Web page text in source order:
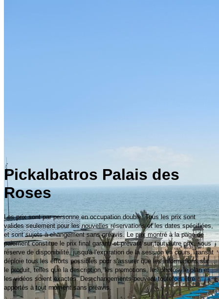
Pickalbatros Palais des
Roses
Les prix sont par personne en occupation double. Tous les prix sont
valides seulement pour les nouvelles réservations et les dates spécifiées,
et sont sujets à changement sans préavis. Le prix montré à la page de
paiement constitue le prix final garanti et prévaut sur tout autre prix, sous
réserve de disponibilité, jusqu'à l'expiration de la session en cours.Transat
déploie tous les efforts possibles pour s'assurer que les informations sur
le produit, telles que la description, les promotions, les photos, le plan et
les vidéos soient exactes. Des changements peuvent toutefois être
apportés à tout moment sans préavis.